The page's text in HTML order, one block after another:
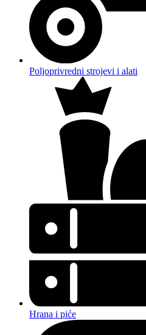
Poljoprivredni strojevi i alati
Hrana i piće